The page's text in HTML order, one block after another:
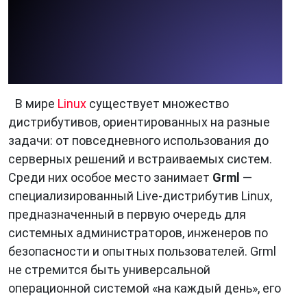
В мире Linux существует множество
дистрибутивов, ориентированных на разные
задачи: от повседневного использования до
серверных решений и встраиваемых систем.
Среди них особое место занимает Grml —
специализированный Live-дистрибутив Linux,
предназначенный в первую очередь для
системных администраторов, инженеров по
безопасности и опытных пользователей. Grml
не стремится быть универсальной
операционной системой «на каждый день», его